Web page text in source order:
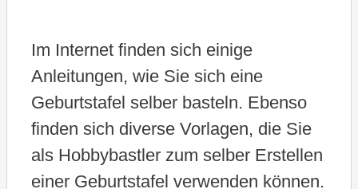
Im Internet finden sich einige
Anleitungen, wie Sie sich eine
Geburtstafel selber basteln. Ebenso
finden sich diverse Vorlagen, die Sie
als Hobbybastler zum selber Erstellen
einer Geburtstafel verwenden können.